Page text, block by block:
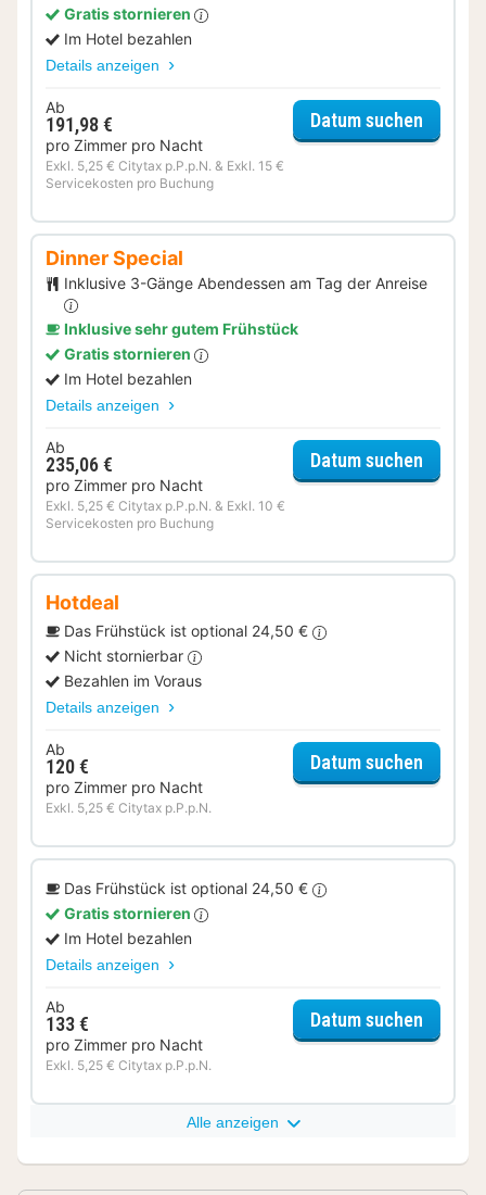
Gratis stornieren
Im Hotel bezahlen
Details anzeigen
Ab
191,98 €
pro Zimmer pro Nacht
Exkl. 5,25 € Citytax p.P.p.N. & Exkl. 15 €
Servicekosten pro Buchung
Datum suchen
Dinner Special
Inklusive 3-Gänge Abendessen am Tag der Anreise
Inklusive sehr gutem Frühstück
Gratis stornieren
Im Hotel bezahlen
Details anzeigen
Ab
235,06 €
pro Zimmer pro Nacht
Exkl. 5,25 € Citytax p.P.p.N. & Exkl. 10 €
Servicekosten pro Buchung
Datum suchen
Hotdeal
Das Frühstück ist optional 24,50 €
Nicht stornierbar
Bezahlen im Voraus
Details anzeigen
Ab
120 €
pro Zimmer pro Nacht
Exkl. 5,25 € Citytax p.P.p.N.
Datum suchen
Das Frühstück ist optional 24,50 €
Gratis stornieren
Im Hotel bezahlen
Details anzeigen
Ab
133 €
pro Zimmer pro Nacht
Exkl. 5,25 € Citytax p.P.p.N.
Datum suchen
Alle anzeigen